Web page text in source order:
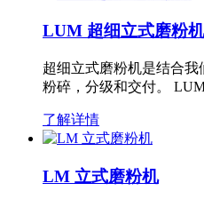
LUM 超细立式磨粉机
超细立式磨粉机是结合
粉碎，分级和交付。
了解详情
LM 立式磨粉机